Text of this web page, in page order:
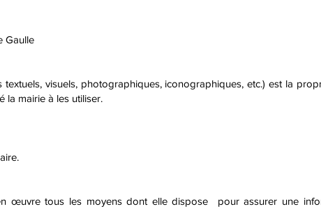
visuels, photographiques, iconographiques, etc.) est la
la mairie à les utiliser.
œuvre tous les moyens dont elle dispose pour assurer une